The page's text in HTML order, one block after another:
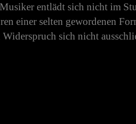
entlädt sich nicht im
einer selten gewordenen
sich nicht